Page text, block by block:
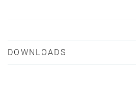
DOWNLOADS